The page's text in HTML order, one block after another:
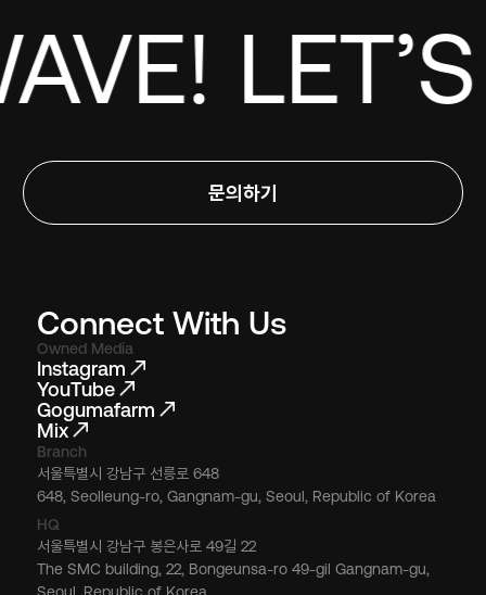
문의하기
Connect With Us
Owned Media
Instagram
YouTube
Gogumafarm
Mix
HQ
서울특별시 강남구 봉은사로 49길 22
The SMC building, 22, Bongeunsa-ro 49-gil Gangnam-gu,
Branch
서울특별시 강남구 선릉로 648
648, Seolleung-ro, Gangnam-gu, Seoul, Republic of Korea